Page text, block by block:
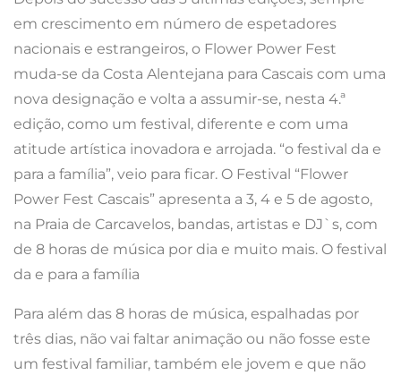
em crescimento em número de espetadores
nacionais e estrangeiros, o Flower Power Fest
muda-se da Costa Alentejana para Cascais com uma
nova designação e volta a assumir-se, nesta 4.ª
edição, como um festival, diferente e com uma
atitude artística inovadora e arrojada. “o festival da e
para a família”, veio para ficar. O Festival “Flower
Power Fest Cascais” apresenta a 3, 4 e 5 de agosto,
na Praia de Carcavelos, bandas, artistas e DJ`s, com
de 8 horas de música por dia e muito mais. O festival
da e para a família
Para além das 8 horas de música, espalhadas por
três dias, não vai faltar animação ou não fosse este
um festival familiar, também ele jovem e que não